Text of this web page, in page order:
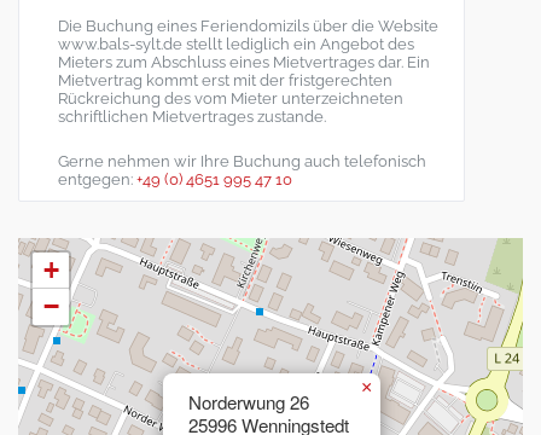
Die Buchung eines Feriendomizils über die Website
www.bals-sylt.de stellt lediglich ein Angebot des
Mieters zum Abschluss eines Mietvertrages dar. Ein
Mietvertrag kommt erst mit der fristgerechten
Rückreichung des vom Mieter unterzeichneten
schriftlichen Mietvertrages zustande.
Gerne nehmen wir Ihre Buchung auch telefonisch
entgegen: +49 (0) 4651 995 47 10
Norderwung 26
25996 Wenningstedt
×
+
−